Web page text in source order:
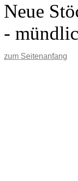
Neue
-
zum Seitenanfang